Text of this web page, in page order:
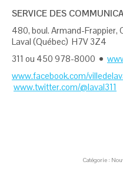
SERVICE DES
480, boul. Armand-Frappier,
Laval (Québec) H7V 3Z4
311 ou 450 978-8000 •
www.facebook.com/
www.twitter.com/@laval311
Catégorie :